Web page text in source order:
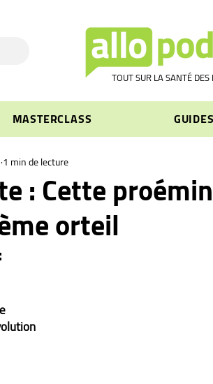
TOUT SUR LA SANTÉ DES
MASTERCLASS GUIDES
: Cette
orteil
1 min de lecture